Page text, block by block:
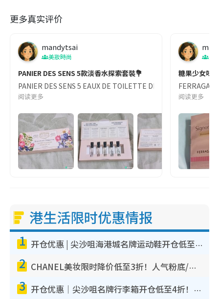
更多真实评价
mandytsai
美妝時尚
PANIER DES SENS 5款淡香水探索套裝💐
PANIER DES SENS 5 EAUX DE TOILETTE DISCOVERY SET
阅读更多
美
糖果少女味
阅读更多
港生活限时优惠情报
1 开仓优惠 | 尖沙咀海港城名牌运动鞋开仓低至1折！On鞋$899起/Joy&Peace鞋履$98起
2 CHANEL美妆限时降价低至3折！人气粉底/唇膏/精华液低至$275！COCO香水都有平
3 开仓优惠｜尖沙咀名牌行李箱开仓低至4折！一连5日 American Tourister/ace./Hallmark $200起